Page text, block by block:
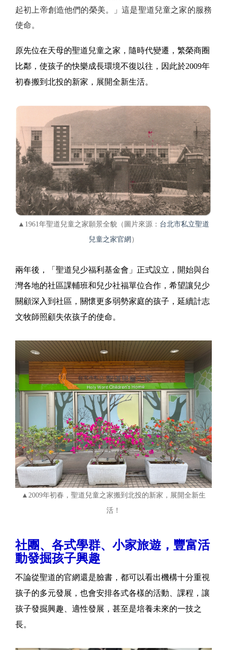
起初上帝創造他們的榮美。」這是聖道兒童之家的服務
使命。
原先位在天母的聖道兒童之家，隨時代變遷，繁榮商圈
比鄰，使孩子的快樂成長環境不復以往，因此於2009年
初春搬到北投的新家，展開全新生活。
▲1961年聖道兒童之家願景全貌（圖片來源： 台北市私立聖道
兒童之家官網 ）
兩年後，「聖道兒少福利基金會」正式設立，開始與台
灣各地的社區課輔班和兒少社福單位合作，希望讓兒少
關顧深入到社區，關懷更多弱勢家庭的孩子，延續計志
文牧師照顧失依孩子的使命。
▲2009年初春，聖道兒童之家搬到北投的新家，展開全新生
活！
社團、各式學群、小家旅遊，豐富活
動發掘孩子興趣
不論從聖道的官網還是臉書，都可以看出機構十分重視
孩子的多元發展，也會安排各式各樣的活動、課程，讓
孩子發掘興趣、適性發展，甚至是培養未來的一技之
長。